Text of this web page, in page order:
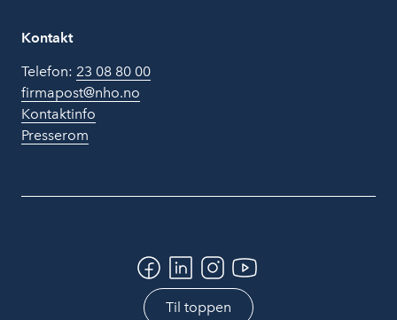
Kontakt
Telefon: 23 08 80 00
firmapost@nho.no
Kontaktinfo
Presserom
Til toppen